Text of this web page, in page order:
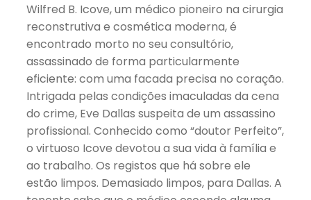
Wilfred B. Icove, um médico pioneiro na cirurgia
reconstrutiva e cosmética moderna, é
encontrado morto no seu consultório,
assassinado de forma particularmente
eficiente: com uma facada precisa no coração.
Intrigada pelas condições imaculadas da cena
do crime, Eve Dallas suspeita de um assassino
profissional. Conhecido como “doutor Perfeito”,
o virtuoso Icove devotou a sua vida à família e
ao trabalho. Os registos que há sobre ele
estão limpos. Demasiado limpos, para Dallas. A